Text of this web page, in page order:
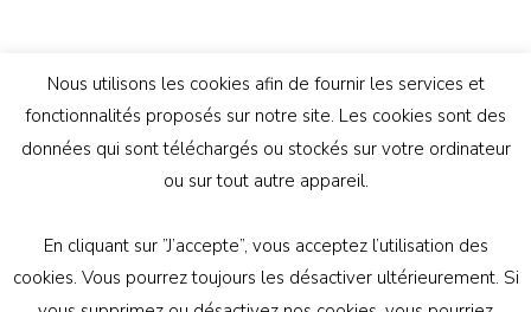
Génération Athée
. Tous droits
réservés.
Vilva | Développé par
Nous utilisons les cookies afin de fournir les services et
fonctionnalités proposés sur notre site. Les cookies sont des
données qui sont téléchargés ou stockés sur votre ordinateur
ou sur tout autre appareil.
En cliquant sur ”J’accepte”, vous acceptez l’utilisation des
cookies. Vous pourrez toujours les désactiver ultérieurement. Si